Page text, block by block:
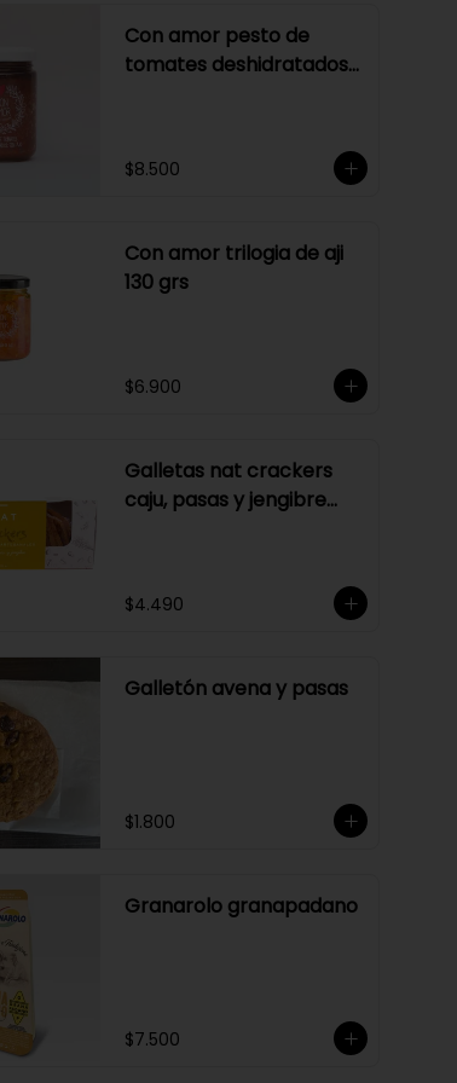
Con amor pesto de
tomates deshidratados
$8.500
Con amor trilogia de aji
130 grs
$6.900
Galletas nat crackers
caju, pasas y jengibre
$4.490
Galletón avena y pasas
$1.800
Granarolo granapadano
$7.500